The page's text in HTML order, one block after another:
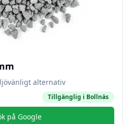
alternativ
Tillgänglig i Bollnäs
på Google